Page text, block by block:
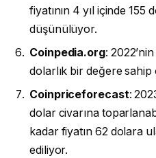
fiyatının 4 yıl içinde 155
düşünülüyor.
Coinpedia.org:
dolarlık bir değere
Coinpriceforecast:
dolar civarına
kadar fiyatın 62 dolara
ediliyor.